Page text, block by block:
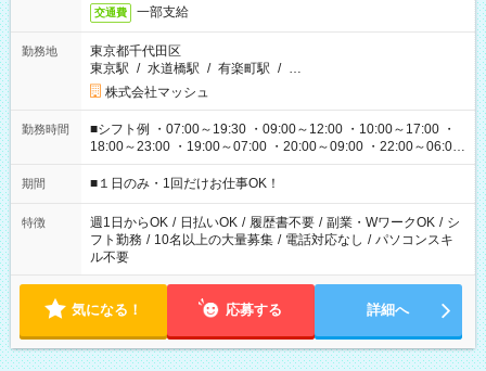
交通費 一部支給
勤務地
東京都千代田区
東京駅 / 水道橋駅 / 有楽町駅 / …
株式会社マッシュ
勤務時間
■シフト例 ・07:00～19:30 ・09:00～12:00 ・10:00～17:00 ・
18:00～23:00 ・19:00～07:00 ・20:00～09:00 ・22:00～06:00
etc ★最短で3時間で5,120円のお仕事から 15時間で2万円近く稼
げるお仕事も！ ご希望のお時間に合わせてご紹介！ ※シフトは
ください！
期間 ■１日のみ・1回だけお仕事OK！
特徴 週1日からOK / 日払いOK / 履歴書不要 / 副業・WワークOK / シ
フト勤務 / 10名以上の大量募集 / 電話対応なし / パソコンスキ
ル不要
気になる！ 応募する 詳細へ